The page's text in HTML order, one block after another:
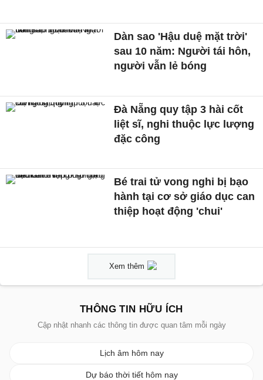
Dàn sao 'Hậu duệ mặt trời'
sau 10 năm: Người tái hôn,
người vẫn lẻ bóng
Đà Nẵng quy tập 3 hài cốt
liệt sĩ, nghi thuộc lực lượng
đặc công
Bé trai tử vong nghi bị bạo
hành tại cơ sở giáo dục can
thiệp hoạt động 'chui'
Xem thêm
THÔNG TIN HỮU ÍCH
Cập nhật nhanh các thông tin được quan tâm mỗi ngày
Lịch âm hôm nay
Dự báo thời tiết hôm nay